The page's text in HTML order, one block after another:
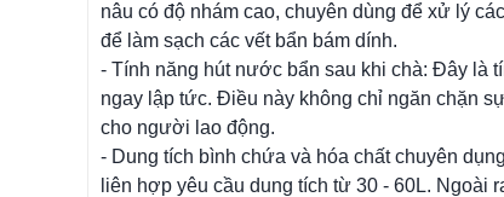
nâu có độ nhám cao, chuyên dùng để xử lý
để làm sạch các vết bẩn bám dính.
- Tính năng hút nước bẩn sau khi chà: Đây là
ngay lập tức. Điều này không chỉ ngăn chặn
cho người lao động.
- Dung tích bình chứa và hóa chất chuyên
liên hợp yêu cầu dung tích từ 30 - 60L. Ngoài